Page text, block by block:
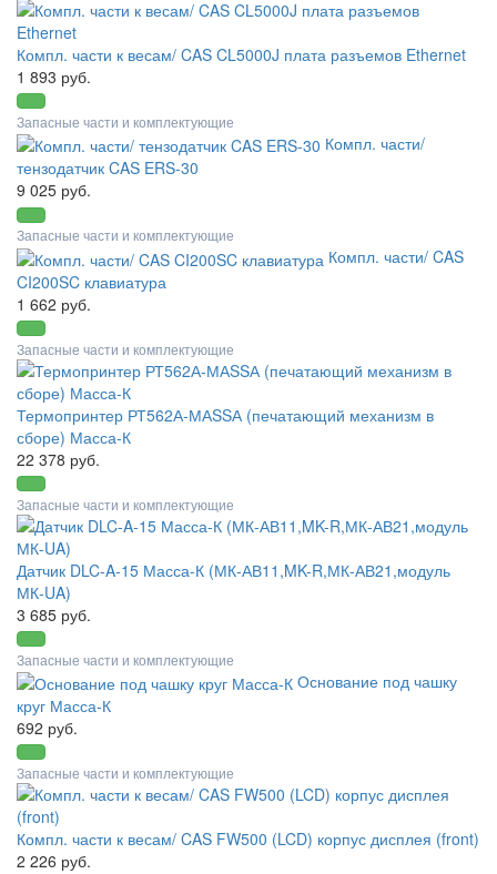
Компл. части к весам/ CAS CL5000J плата разъемов Ethernet
1 893 руб.
Запасные части и комплектующие
Компл. части/
тензодатчик CAS ERS-30
9 025 руб.
Запасные части и комплектующие
Компл. части/ CAS
CI200SC клавиатура
1 662 руб.
Запасные части и комплектующие
Термопринтер РТ562А-МАSSА (печатающий механизм в
сборе) Масса-К
22 378 руб.
Запасные части и комплектующие
Датчик DLC-A-15 Масса-К (МК-АВ11,MK-R,МК-АВ21,модуль
МК-UA)
3 685 руб.
Запасные части и комплектующие
Основание под чашку
круг Масса-К
692 руб.
Запасные части и комплектующие
Компл. части к весам/ CAS FW500 (LCD) корпус дисплея (front)
2 226 руб.